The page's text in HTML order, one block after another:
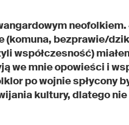
(komuna, bezprawie/
współczesność)
we mnie opowieści i
po wojnie spłycony
kultury, dlatego